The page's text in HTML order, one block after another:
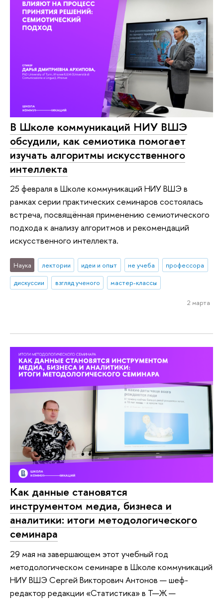
В Школе коммуникаций НИУ ВШЭ
обсудили, как семиотика помогает
изучать алгоритмы искусственного
интеллекта
25 февраля в Школе коммуникаций НИУ ВШЭ в
рамках серии практических семинаров состоялась
встреча, посвящённая применению семиотического
подхода к анализу алгоритмов и рекомендаций
искусственного интеллекта.
Наука лектории идеи и опыт не учеба
профессора
дискуссии
взгляд ученого мастер-классы
2 марта
Как данные становятся
инструментом медиа, бизнеса и
аналитики: итоги методологического
семинара
29 мая на завершающем этот учебный год
методологическом семинаре в Школе коммуникаций
НИУ ВШЭ Сергей Викторович Антонов — шеф-
редактор редакции «Статистика» в Т—Ж —